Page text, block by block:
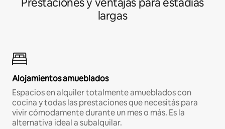
Prestaciones y ventajas para estadías
largas
Alojamientos amueblados
Espacios en alquiler totalmente amueblados con
cocina y todas las prestaciones que necesitás para
vivir cómodamente durante un mes o más. Es la
alternativa ideal a subalquilar.